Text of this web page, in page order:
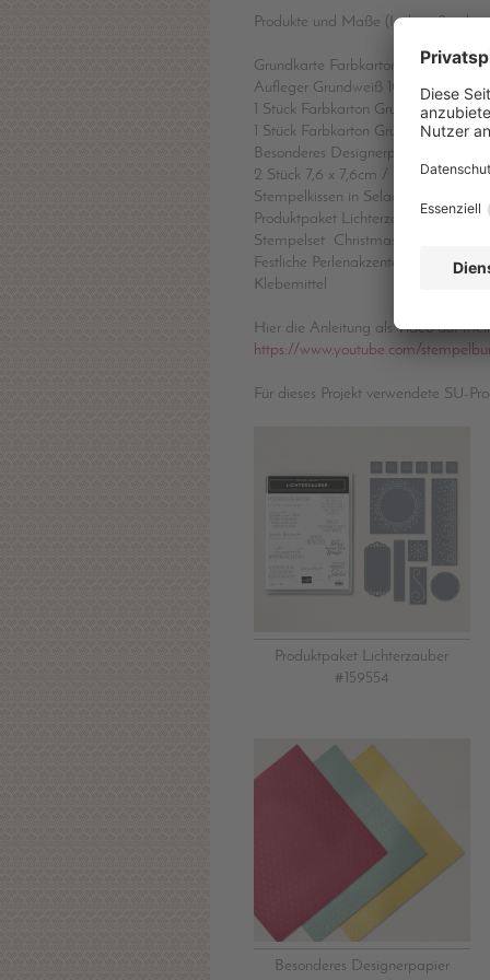
Produkte und Maße (Inchmaße
Grundkarte Farbkarton Seladon
Aufleger Grundweiß 10,2x14,2cm /
1 Stück Farbkarton Grundweiß für
1 Stück Farbkarton Grundweiß zum
Besonderes Designerpapier
2 Stück 7,6 x 7,6cm / 3" x 3" und 2
Stempelkissen in Seladon
Produktpaket Lichterzauber
Stempelset Christmas Light
Festliche Perlenakzente
Klebemittel
Hier die Anleitung als Video auf
https://www.youtube.com/
Für dieses Projekt verwendete SU-
Produktpaket Lichterzauber
#159554
Besonderes Designerpapier